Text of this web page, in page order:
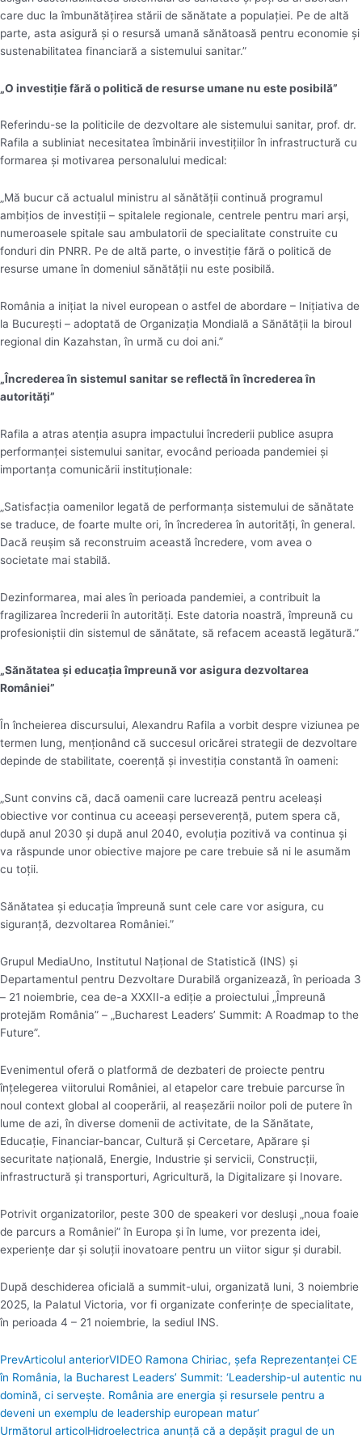
care duc la îmbunătățirea stării de sănătate a populației. Pe de altă
parte, asta asigură și o resursă umană sănătoasă pentru economie și
sustenabilitatea financiară a sistemului sanitar.”
„O investiție fără o politică de resurse umane nu este posibilă”
Referindu-se la politicile de dezvoltare ale sistemului sanitar, prof. dr.
Rafila a subliniat necesitatea îmbinării investițiilor în infrastructură cu
formarea și motivarea personalului medical:
„Mă bucur că actualul ministru al sănătății continuă programul
ambițios de investiții – spitalele regionale, centrele pentru mari arși,
numeroasele spitale sau ambulatorii de specialitate construite cu
fonduri din PNRR. Pe de altă parte, o investiție fără o politică de
resurse umane în domeniul sănătății nu este posibilă.
România a inițiat la nivel european o astfel de abordare – Inițiativa de
la București – adoptată de Organizația Mondială a Sănătății la biroul
regional din Kazahstan, în urmă cu doi ani.”
„Încrederea în sistemul sanitar se reflectă în încrederea în
autorități”
Rafila a atras atenția asupra impactului încrederii publice asupra
performanței sistemului sanitar, evocând perioada pandemiei și
importanța comunicării instituționale:
„Satisfacția oamenilor legată de performanța sistemului de sănătate
se traduce, de foarte multe ori, în încrederea în autorități, în general.
Dacă reușim să reconstruim această încredere, vom avea o
societate mai stabilă.
Dezinformarea, mai ales în perioada pandemiei, a contribuit la
fragilizarea încrederii în autorități. Este datoria noastră, împreună cu
profesioniștii din sistemul de sănătate, să refacem această legătură.”
„Sănătatea și educația împreună vor asigura dezvoltarea
României”
În încheierea discursului, Alexandru Rafila a vorbit despre viziunea pe
termen lung, menționând că succesul oricărei strategii de dezvoltare
depinde de stabilitate, coerență și investiția constantă în oameni:
„Sunt convins că, dacă oamenii care lucrează pentru aceleași
obiective vor continua cu aceeași perseverență, putem spera că,
după anul 2030 și după anul 2040, evoluția pozitivă va continua și
va răspunde unor obiective majore pe care trebuie să ni le asumăm
cu toții.
Sănătatea și educația împreună sunt cele care vor asigura, cu
siguranță, dezvoltarea României.”
Grupul MediaUno, Institutul Naţional de Statistică (INS) şi
Departamentul pentru Dezvoltare Durabilă organizează, în perioada 3
– 21 noiembrie, cea de-a XXXII-a ediţie a proiectului „Împreună
protejăm România” – „Bucharest Leaders’ Summit: A Roadmap to the
Future”.
Evenimentul oferă o platformă de dezbateri de proiecte pentru
înţelegerea viitorului României, al etapelor care trebuie parcurse în
noul context global al cooperării, al reaşezării noilor poli de putere în
lume de azi, în diverse domenii de activitate, de la Sănătate,
Educaţie, Financiar-bancar, Cultură şi Cercetare, Apărare şi
securitate naţională, Energie, Industrie şi servicii, Construcţii,
infrastructură şi transporturi, Agricultură, la Digitalizare şi Inovare.
Potrivit organizatorilor, peste 300 de speakeri vor desluşi „noua foaie
de parcurs a României” în Europa şi în lume, vor prezenta idei,
experienţe dar şi soluţii inovatoare pentru un viitor sigur şi durabil.
După deschiderea oficială a summit-ului, organizată luni, 3 noiembrie
2025, la Palatul Victoria, vor fi organizate conferinţe de specialitate,
în perioada 4 – 21 noiembrie, la sediul INS.
PrevArticolul anteriorVIDEO Ramona Chiriac, șefa Reprezentanţei CE
în România, la Bucharest Leaders’ Summit: ‘Leadership-ul autentic nu
domină, ci servește. România are energia și resursele pentru a
deveni un exemplu de leadership european matur‘
Următorul articolHidroelectrica anunță că a depăşit pragul de un